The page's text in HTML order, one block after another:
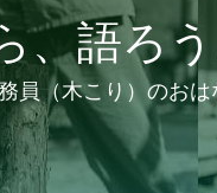
、語ろ
員（木こり）のおは